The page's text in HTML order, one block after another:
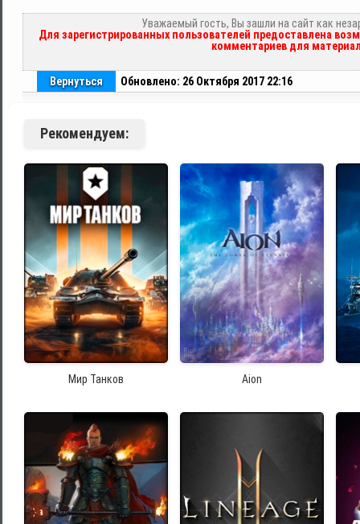
Уважаемый гость, Вы зашли на сайт как
Для зарегистрированных пользователей предоставлена
комментариев для
Вернуться Обновлено: 26 Октября 2017 22:16
Рекомендуем:
Мир Танков Aion